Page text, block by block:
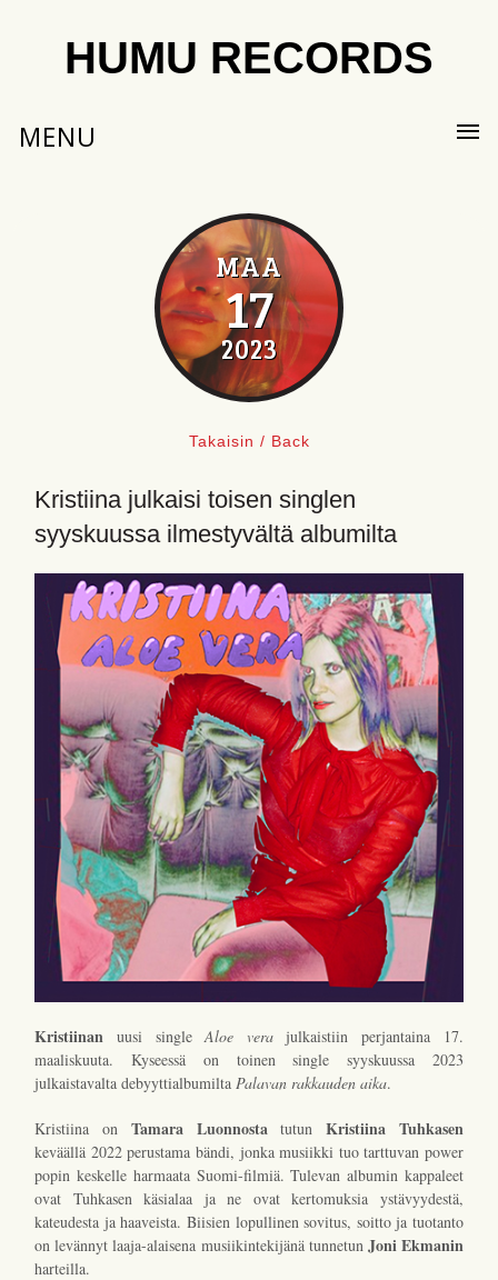
HUMU RECORDS
MENU
MAA
17
2023
Takaisin / Back
Kristiina julkaisi toisen singlen
syyskuussa ilmestyvältä albumilta
Kristiinan uusi singleAloe verajulkaistiin perjantaina 17.
maaliskuuta. Kyseessä on toinen single syyskuussa 2023
julkaistavalta debyyttialbumilta Palavan rakkauden aika.
Kristiina on Tamara Luonnosta tutunKristiina Tuhkasen
keväällä 2022 perustama bändi, jonka musiikki tuo tarttuvan power
popin keskelle harmaata Suomi-filmiä. Tulevan albumin kappaleet
ovat Tuhkasen käsialaa ja ne ovat kertomuksia ystävyydestä,
kateudesta ja haaveista. Biisien lopullinen sovitus, soitto ja tuotanto
on levännyt laaja-alaisena musiikintekijänä tunnetun Joni Ekmanin
harteilla.